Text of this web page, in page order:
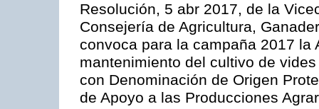
Resolución, 5 abr 2017, de la
Consejería de Agricultura,
convoca para la campaña 2017 la
mantenimiento del cultivo de
con Denominación de Origen
de Apoyo a las Producciones